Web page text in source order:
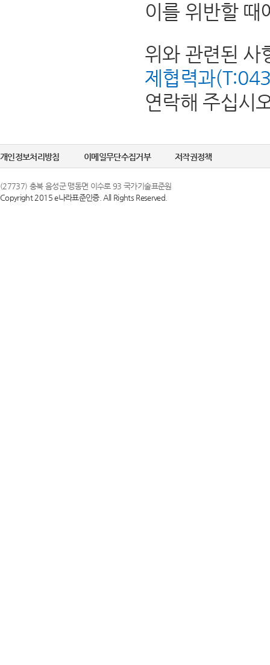
이를 위반할 때
위와 관련된 사
제협력과
연락해 주십시
개인정보처리방침 이메일무단수집거부 저작권정책
(27737) 충북 음성군 맹동면 이수로 93 국가기술표준원
Copyright 2015 e나라표준인증. All Rights Reserved.